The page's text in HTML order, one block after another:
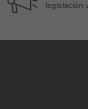
legislación